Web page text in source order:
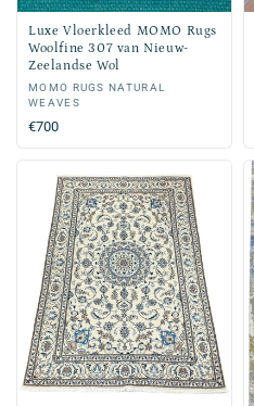
Luxe Vloerkleed MOMO Rugs
Woolfine 307 van Nieuw-
Zeelandse Wol
Verkoper:
MOMO RUGS NATURAL
WEAVES
Normale
prijs
€700